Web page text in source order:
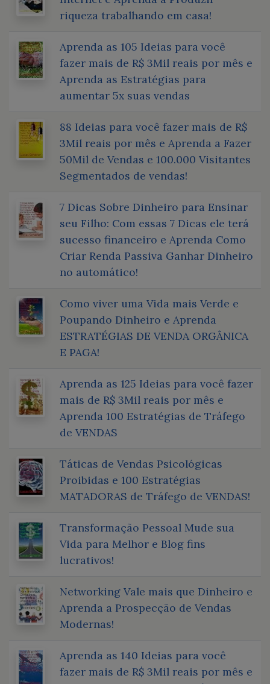
riqueza trabalhando em casa!
Aprenda as 105 Ideias para você
fazer mais de R$ 3Mil reais por mês e
Aprenda as Estratégias para
aumentar 5x suas vendas
88 Ideias para você fazer mais de R$
3Mil reais por mês e Aprenda a Fazer
50Mil de Vendas e 100.000 Visitantes
Segmentados de vendas!
7 Dicas Sobre Dinheiro para Ensinar
seu Filho: Com essas 7 Dicas ele terá
sucesso financeiro e Aprenda Como
Criar Renda Passiva Ganhar Dinheiro
no automático!
Como viver uma Vida mais Verde e
Poupando Dinheiro e Aprenda
ESTRATÉGIAS DE VENDA ORGÂNICA
E PAGA!
Aprenda as 125 Ideias para você fazer
mais de R$ 3Mil reais por mês e
Aprenda 100 Estratégias de Tráfego
de VENDAS
Táticas de Vendas Psicológicas
Proibidas e 100 Estratégias
MATADORAS de Tráfego de VENDAS!
Transformação Pessoal Mude sua
Vida para Melhor e Blog fins
lucrativos!
Networking Vale mais que Dinheiro e
Aprenda a Prospecção de Vendas
Modernas!
Aprenda as 140 Ideias para você
fazer mais de R$ 3Mil reais por mês e